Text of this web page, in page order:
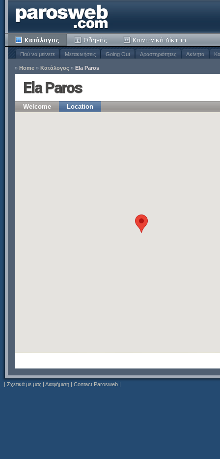
Πού να μείνετε Μετακινήσεις Going Out Δραστηριότητες Ακίνητα
» Home » Κατάλογος » Ela Paros
Ela Paros
Welcome Location
| Σχετικά με μας | Διαφήμιση | Contact Parosweb |